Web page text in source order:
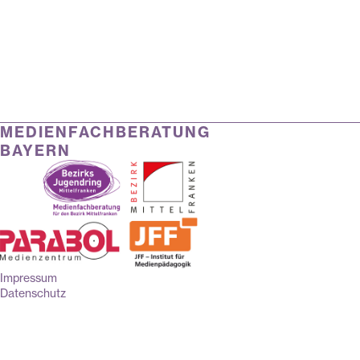
MEDIENFACHBERATUNG
BAYERN
Impressum
Datenschutz